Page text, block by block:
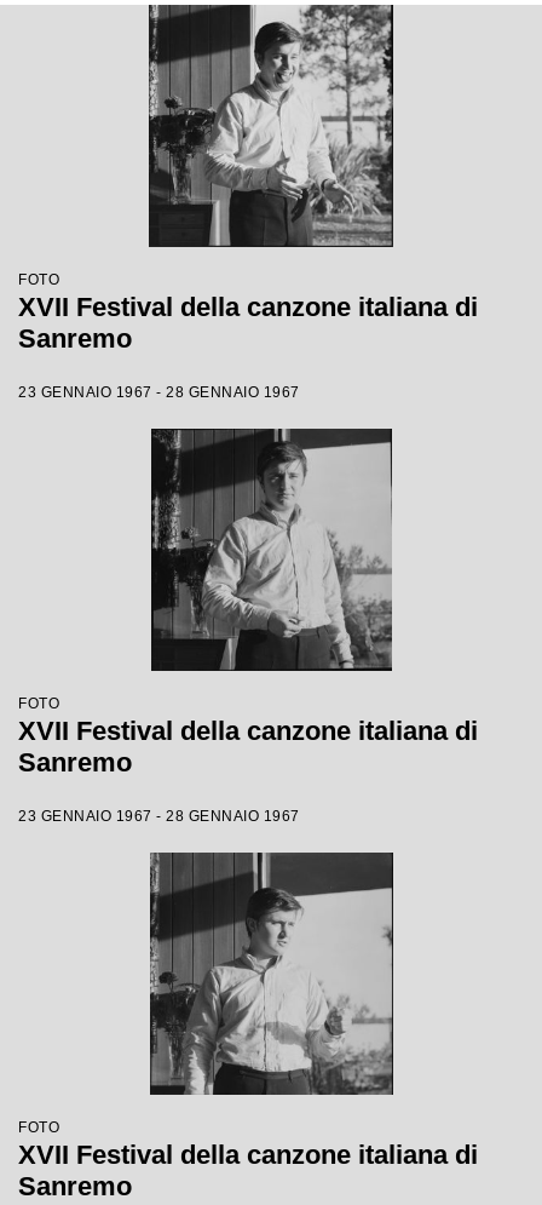
FOTO
XVII Festival della canzone italiana di
Sanremo
23 GENNAIO 1967 - 28 GENNAIO 1967
FOTO
XVII Festival della canzone italiana di
Sanremo
23 GENNAIO 1967 - 28 GENNAIO 1967
FOTO
XVII Festival della canzone italiana di
Sanremo